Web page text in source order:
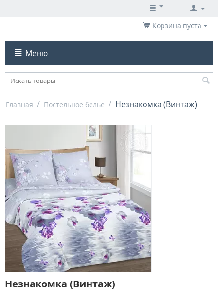
Корзина пуста
Меню
Главная / Постельное белье / Незнакомка (Винтаж)
Незнакомка (Винтаж)